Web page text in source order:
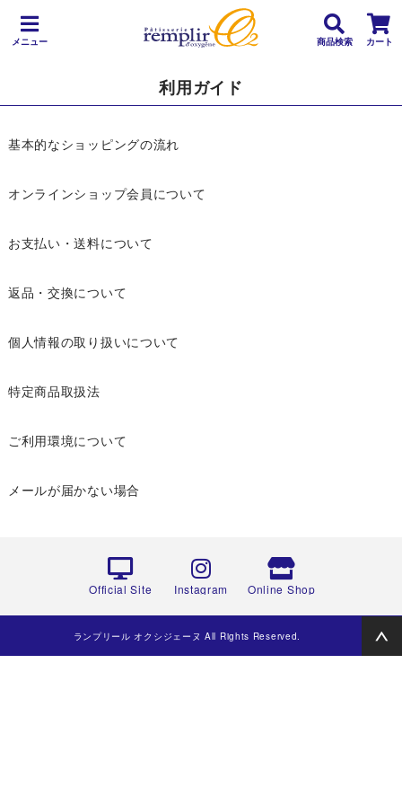
メニュー 商品検索 カート
利用ガイド
基本的なショッピングの流れ
オンラインショップ会員について
お支払い・送料について
返品・交換について
個人情報の取り扱いについて
特定商品取扱法
ご利用環境について
メールが届かない場合
Official Site Instagram Online Shop
ランプリール オクシジェーヌ All Rights Reserved.